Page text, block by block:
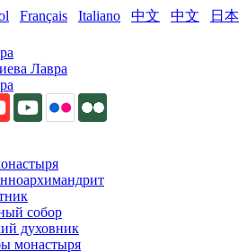
Français Italiano 中文 中文
日本
собор
духовник
монастыря